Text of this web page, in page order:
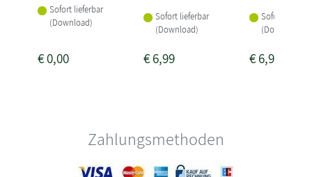
Sofort lieferbar
(Download)
€0,00
Sofort lieferbar
(Download)
€6,99
Sofort
(Download)
€6,99
Zahlungsmethoden